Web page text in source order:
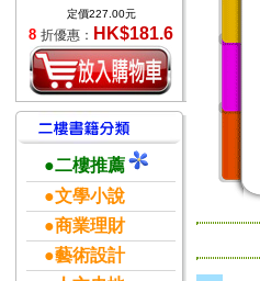
定價227.00元
8 折優惠： HK$181.6
●二樓推薦
●文學小說
●商業理財
●藝術設計